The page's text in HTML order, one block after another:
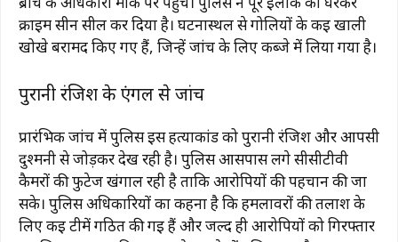
क्राइम सीन सील कर दिया है। घटनास्थल से गोलियों के कई खाली
खोखे बरामद किए गए हैं, जिन्हें जांच के लिए कब्जे में लिया गया है।
पुरानी रंजिश के एंगल से जांच
प्रारंभिक जांच में पुलिस इस हत्याकांड को पुरानी रंजिश और आपसी
दुश्मनी से जोड़कर देख रही है। पुलिस आसपास लगे सीसीटीवी
कैमरों की फुटेज खंगाल रही है ताकि आरोपियों की पहचान की जा
सके। पुलिस अधिकारियों का कहना है कि हमलावरों की तलाश के
लिए कई टीमें गठित की गई हैं और जल्द ही आरोपियों को गिरफ्तार